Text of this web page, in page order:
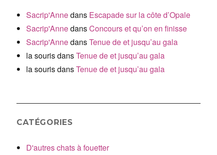
Sacrip'Annedans Escapade sur la côte d’Opale
Sacrip'AnnedansConcours et qu’on en finisse
Sacrip'AnnedansTenue de et jusqu’au gala
la sourisdansTenue de et jusqu’au gala
la sourisdansTenue de et jusqu’au gala
CATÉGORIES
D'autres chats à fouetter